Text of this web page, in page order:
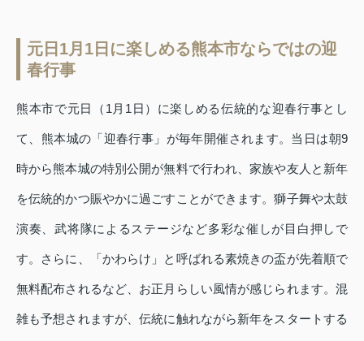
元日1月1日に楽しめる熊本市ならではの迎
春行事
熊本市で元日（1月1日）に楽しめる伝統的な迎春行事とし
て、熊本城の「迎春行事」が毎年開催されます。当日は朝9
時から熊本城の特別公開が無料で行われ、家族や友人と新年
を伝統的かつ賑やかに過ごすことができます。獅子舞や太鼓
演奏、武将隊によるステージなど多彩な催しが目白押しで
す。さらに、「かわらけ」と呼ばれる素焼きの盃が先着順で
無料配布されるなど、お正月らしい風情が感じられます。混
雑も予想されますが、伝統に触れながら新年をスタートする